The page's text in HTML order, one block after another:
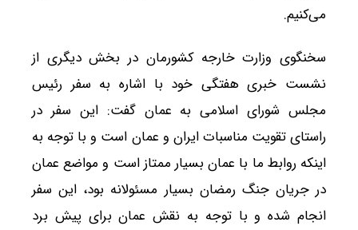
می‌کنیم.
سخنگوی وزارت خارجه کشورمان در بخش دیگری از
نشست خبری هفتگی خود با اشاره به سفر رئیس
مجلس شورای اسلامی به عمان گفت: این سفر در
راستای تقویت مناسبات ایران و عمان است و با توجه به
اینکه روابط ما با عمان بسیار ممتاز است و مواضع عمان
در جریان جنگ رمضان بسیار مسئولانه بود، این سفر
انجام شده و با توجه به نقش عمان برای پیش برد